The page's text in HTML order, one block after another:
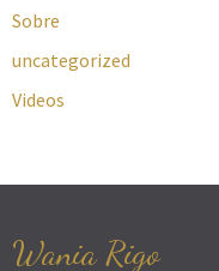
Sobre
uncategorized
Videos
Wania Rigo